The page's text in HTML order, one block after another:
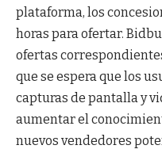
plataforma, los
horas para ofertar.
ofertas
que se espera que los
capturas de pantalla y
aumentar el
nuevos vendedores